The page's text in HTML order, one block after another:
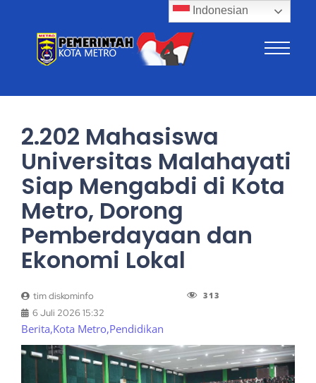
2.202 Mahasiswa
Universitas Malahayati
Siap Mengabdi di Kota
Metro, Dorong
Pemberdayaan dan
Ekonomi Lokal
tim diskominfo
6 Juli 2026 15:32
Berita,Kota Metro,Pendidikan
313
Indonesian